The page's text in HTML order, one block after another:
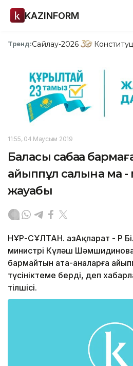
KAZINFORM
Тренд:Сайлау-2026
11:55, 04 Маусым 2019
Баласы сабаққа
айыппұл салына ма
жауабы
НҰР-СҰЛТАН. ҚазАқпарат - ҚР
министрі Күләш
бармайтын ата-аналарға
түсініктеме берді, деп
тілшісі.